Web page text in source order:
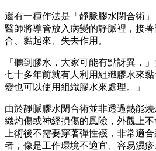
還有一種作法是「靜脈膠水閉合術」
醫師將導管放入病變的靜脈裡，接
合、黏起來、失去作用。
「聽到膠水，大家可能有點訝異，
七十多年前就有人利用組織膠水來
變也可以使用組織膠水來處理。」
由於靜脈膠水閉合術並非透過熱能
織灼傷或神經損傷的風險，外觀上
上術後不需要穿著彈性襪，非常適
者，像是工作環境不適宜、容易濕